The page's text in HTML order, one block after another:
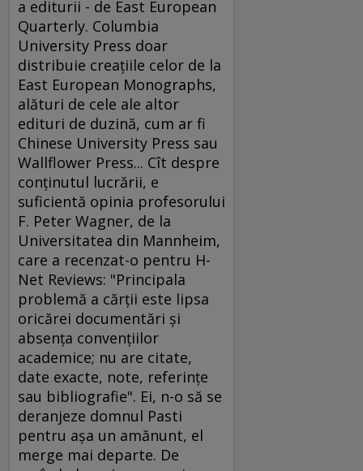
a editurii - de East European
Quarterly. Columbia
University Press doar
distribuie creaţiile celor de la
East European Monographs,
alături de cele ale altor
edituri de duzină, cum ar fi
Chinese University Press sau
Wallflower Press... Cît despre
conţinutul lucrării, e
suficientă opinia profesorului
F. Peter Wagner, de la
Universitatea din Mannheim,
care a recenzat-o pentru H-
Net Reviews: "Principala
problemă a cărţii este lipsa
oricărei documentări şi
absenţa convenţiilor
academice; nu are citate,
date exacte, note, referinţe
sau bibliografie". Ei, n-o să se
deranjeze domnul Pasti
pentru aşa un amănunt, el
merge mai departe. De